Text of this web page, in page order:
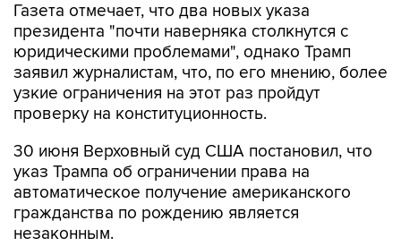
Газета отмечает, что два новых указа
президента "почти наверняка столкнутся с
юридическими проблемами", однако Трамп
заявил журналистам, что, по его мнению, более
узкие ограничения на этот раз пройдут
проверку на конституционность.
30 июня Верховный суд США постановил, что
указ Трампа об ограничении права на
автоматическое получение американского
гражданства по рождению является
незаконным.